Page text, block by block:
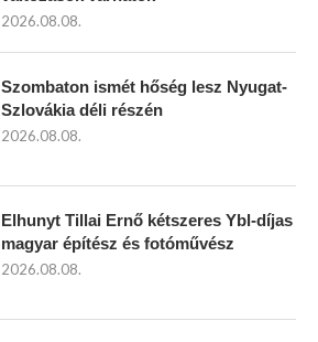
2026.08.08.
Szombaton ismét hőség lesz Nyugat-
Szlovákia déli részén
2026.08.08.
Elhunyt Tillai Ernő kétszeres Ybl-díjas
magyar építész és fotóművész
2026.08.08.